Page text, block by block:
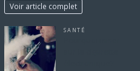
Voir article complet
SANTÉ